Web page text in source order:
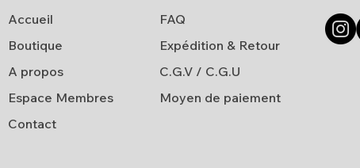
Accueil
Boutique
A propos
Espace Membres
Contact
FAQ
Expédition & Retour
C.G.V / C.G.U
Moyen de paiement